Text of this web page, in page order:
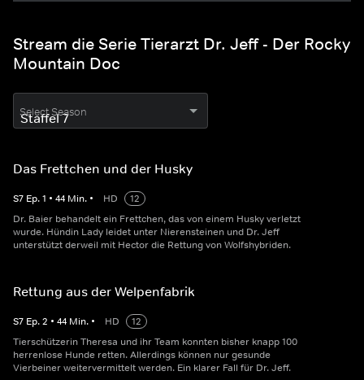
Stream die Serie Tierarzt Dr. Jeff - Der Rocky
Mountain Doc
Select Season
Das Frettchen und der Husky
S7 Ep.1 • 44 Min. • HD
12
Dr. Baier behandelt ein Frettchen, das von einem Husky verletzt
wurde. Hündin Lady leidet unter Nierensteinen und Dr. Jeff
unterstützt derweil mit Hector die Rettung von Wolfshybriden.
Rettung aus der Welpenfabrik
S7 Ep.2 • 44 Min. • HD
12
Tierschützerin Theresa und ihr Team konnten bisher knapp 100
herrenlose Hunde retten. Allerdings können nur gesunde
Vierbeiner weitervermittelt werden. Ein klarer Fall für Dr. Jeff.